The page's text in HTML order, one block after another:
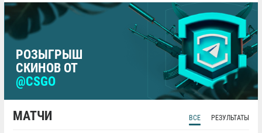
РОЗЫГРЫШ
СКИНОВ ОТ
@CSGO
МАТЧИ ВСЕ РЕЗУЛЬТАТЫ